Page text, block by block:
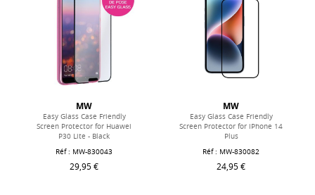
MW
Easy Glass Case Friendly
Screen Protector for Huawei
P30 Lite - Black
Réf : MW-830043
29,95 €
MW
Easy Glass Case Friendly
Screen Protector for iPhone 14
Plus
Réf : MW-830082
24,95 €